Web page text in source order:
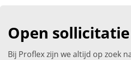
Open sollicitatie
Bij Proflex zijn we altijd op zoek